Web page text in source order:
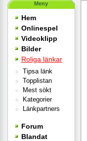
Meny
Hem
Onlinespel
Videoklipp
Bilder
Roliga länkar
Tipsa länk
Topplistan
Mest sökt
Kategorier
Länkpartners
Forum
Blandat